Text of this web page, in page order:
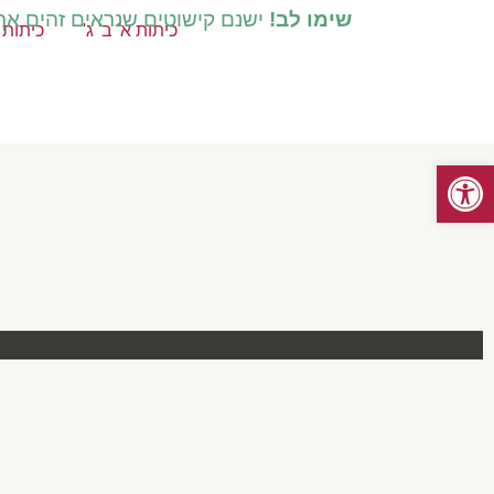
פתח סרגל נגישות
שימו לב! ישנם קישוטים שנראים זהים
כיתות א' ב' ג'